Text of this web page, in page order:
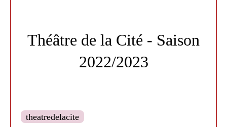
Théâtre de la Cité - Saison
2022/2023
theatredelacite